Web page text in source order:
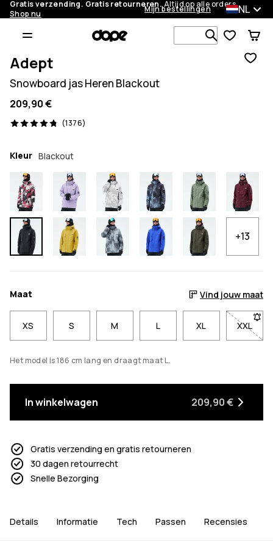
Gratis verzending. Gratis retourneren.Altijd op alle orders.
Shop nu
Mijn bestellingen NL
Zoek in 1
Adept
Snowboard jas Heren Blackout
209,90 €
(1376)
1376 beoordelingen, 4.8/5
Kleur Blackout
+13
Maat Vind jouw maat
XS S M L XL XXL- Maat
Het model is 186 cm lang en draagt maat L.
In winkelwagen 209,90 €
Gratis verzending en gratis retourneren
30 dagen retourrecht
Snelle Bezorging
Details Informatie Tech Passen Recensies